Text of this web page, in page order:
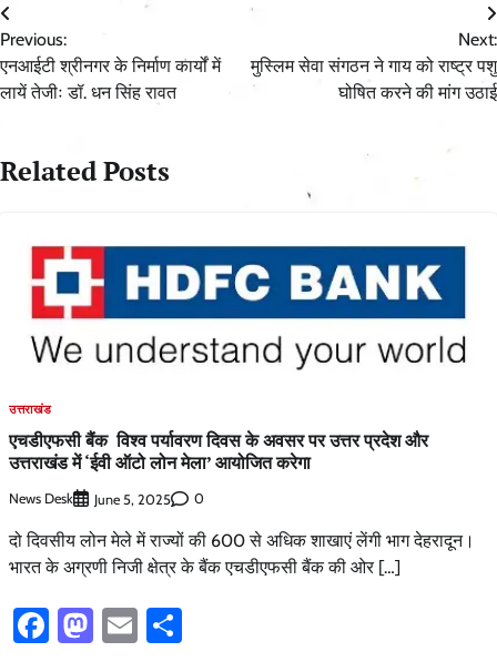
Post
navigation
Previous:
एनआईटी श्रीनगर के निर्माण कार्यों में
लायें तेजीः डॉ. धन सिंह रावत
Next:
मुस्लिम सेवा संगठन ने गाय को राष्ट्र पशु
घोषित करने की मांग उठाई
Related Posts
उत्तराखंड
एचडीएफसी बैंक विश्व पर्यावरण दिवस के अवसर पर उत्तर प्रदेश और
उत्तराखंड में ‘ईवी ऑटो लोन मेला’ आयोजित करेगा
News Desk June 5, 2025 0
दो दिवसीय लोन मेले में राज्यों की 600 से अधिक शाखाएं लेंगी भाग देहरादून।
भारत के अग्रणी निजी क्षेत्र के बैंक एचडीएफसी बैंक की ओर […]
Facebook
Mastodon
Email